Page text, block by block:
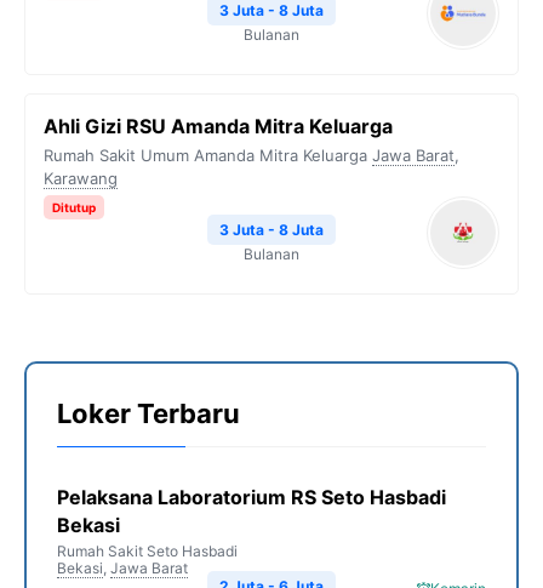
3 Juta - 8 Juta
Bulanan
Ahli Gizi RSU Amanda Mitra Keluarga
Rumah Sakit Umum Amanda Mitra Keluarga Jawa Barat,
Karawang
Ditutup
3 Juta - 8 Juta
Bulanan
Loker Terbaru
Pelaksana Laboratorium RS Seto Hasbadi
Bekasi
Rumah Sakit Seto Hasbadi
Bekasi, Jawa Barat